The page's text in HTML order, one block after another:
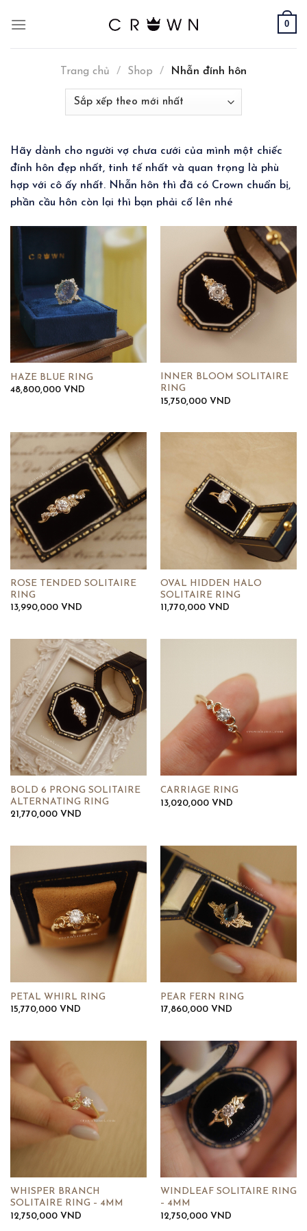
0
Trang chủ / Shop / Nhẫn đính hôn
Hãy dành cho người vợ chưa cưới của mình một chiếc
đính hôn đẹp nhất, tinh tế nhất và quan trọng là phù
hợp với cô ấy nhất. Nhẫn hôn thì đã có Crown chuẩn bị,
phần cầu hôn còn lại thì bạn phải cố lên nhé
HAZE BLUE RING
48,800,000 VND
INNER BLOOM SOLITAIRE
RING
15,750,000 VND
ROSE TENDED SOLITAIRE
RING
13,990,000 VND
OVAL HIDDEN HALO
SOLITAIRE RING
11,770,000 VND
BOLD 6 PRONG SOLITAIRE
ALTERNATING RING
21,770,000 VND
CARRIAGE RING
13,020,000 VND
PETAL WHIRL RING
15,770,000 VND
PEAR FERN RING
17,860,000 VND
WHISPER BRANCH
SOLITAIRE RING – 4MM
12,750,000 VND
WINDLEAF SOLITAIRE RING
– 4MM
12,750,000 VND